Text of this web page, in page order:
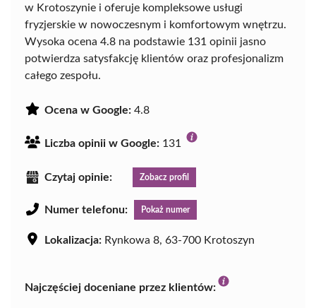
w Krotoszynie i oferuje kompleksowe usługi
fryzjerskie w nowoczesnym i komfortowym wnętrzu.
Wysoka ocena 4.8 na podstawie 131 opinii jasno
potwierdza satysfakcję klientów oraz profesjonalizm
całego zespołu.
Ocena w Google: 4.8
Liczba opinii w Google: 131
Czytaj opinie: Zobacz profil
Numer telefonu: Pokaż numer
Lokalizacja: Rynkowa 8, 63-700 Krotoszyn
Najczęściej doceniane przez klientów: